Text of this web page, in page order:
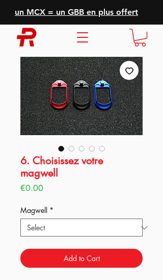
un MCX = un GBB en plus offert
6. Choisissez votre
magwell
€0.00Price
Magwell *
Add to Cart